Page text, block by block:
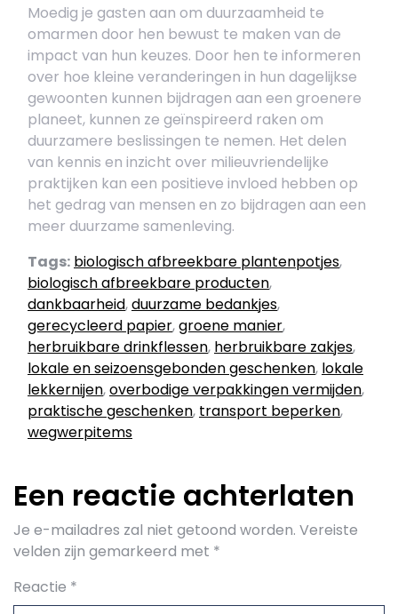
Moedig je gasten aan om duurzaamheid te
omarmen door hen bewust te maken van de
impact van hun keuzes. Door hen te informeren
over hoe kleine veranderingen in hun dagelijkse
gewoonten kunnen bijdragen aan een groenere
planeet, kunnen ze geïnspireerd raken om
duurzamere beslissingen te nemen. Het delen
van kennis en inzicht over milieuvriendelijke
praktijken kan een positieve invloed hebben op
het gedrag van mensen en zo bijdragen aan een
meer duurzame samenleving.
Tags: biologisch afbreekbare plantenpotjes,
biologisch afbreekbare producten,
dankbaarheid,duurzame bedankjes,
gerecycleerd papier,groene manier,
herbruikbare drinkflessen, herbruikbare zakjes,
lokale en seizoensgebonden geschenken, lokale
lekkernijen,overbodige verpakkingen vermijden,
praktische geschenken, transport beperken,
wegwerpitems
Een reactie achterlaten
Je e-mailadres zal niet getoond worden. Vereiste
velden zijn gemarkeerd met *
Reactie *